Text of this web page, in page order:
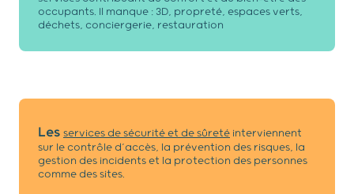
occupants. Il manque : 3D, propreté, espaces verts,
déchets, conciergerie, restauration
Les services de sécurité et de sûreté interviennent
sur le contrôle d’accès, la prévention des risques, la
gestion des incidents et la protection des personnes
comme des sites.